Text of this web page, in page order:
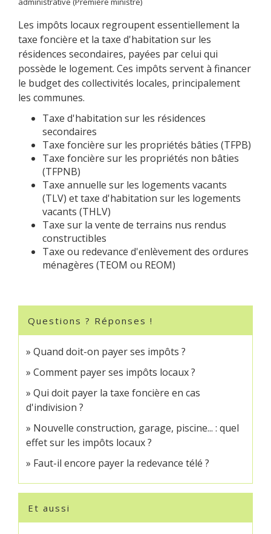
Les impôts locaux regroupent essentiellement la
taxe foncière et la taxe d'habitation sur les
résidences secondaires, payées par celui qui
possède le logement. Ces impôts servent à financer
le budget des collectivités locales, principalement
les communes.
Taxe d'habitation sur les résidences
secondaires
Taxe foncière sur les propriétés bâties (TFPB)
Taxe foncière sur les propriétés non bâties
(TFPNB)
Taxe annuelle sur les logements vacants
(TLV) et taxe d'habitation sur les logements
vacants (THLV)
Taxe sur la vente de terrains nus rendus
constructibles
Taxe ou redevance d'enlèvement des ordures
ménagères (TEOM ou REOM)
Questions ? Réponses !
Quand doit-on payer ses impôts ?
Comment payer ses impôts locaux ?
Qui doit payer la taxe foncière en cas
d'indivision ?
Nouvelle construction, garage, piscine... : quel
effet sur les impôts locaux ?
Faut-il encore payer la redevance télé ?
Et aussi